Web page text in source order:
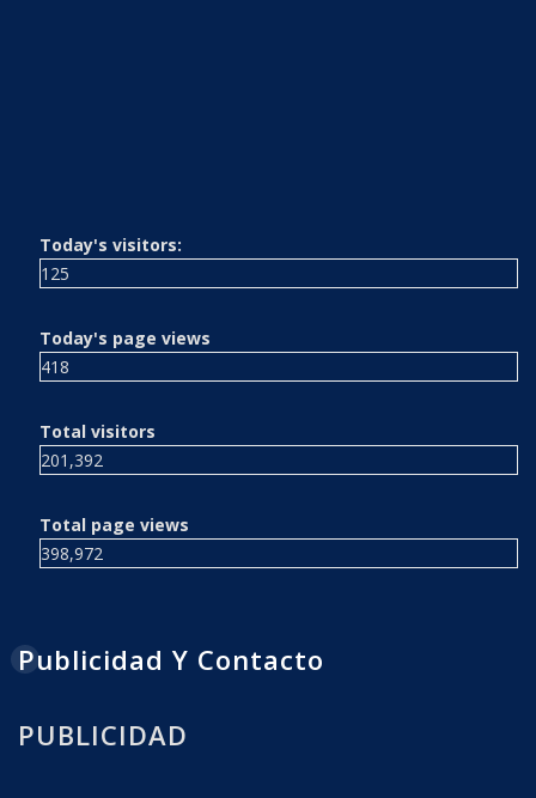
Today's visitors:
125
Today's page views
418
Total visitors
201,392
Total page views
398,972
Publicidad Y Contacto
PUBLICIDAD